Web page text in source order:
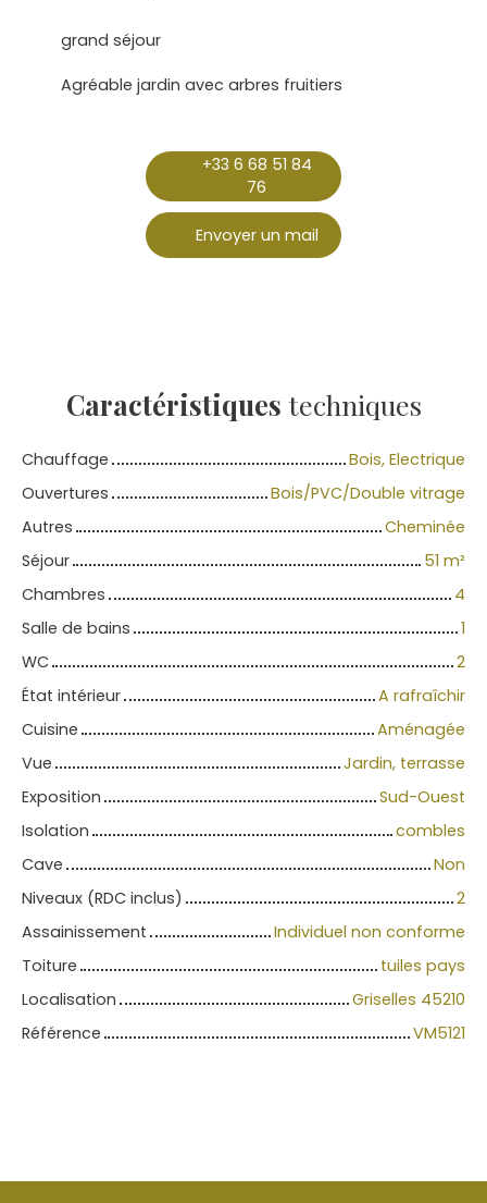
grand séjour
Agréable jardin avec arbres fruitiers
+33 6 68 51 84
76
Envoyer un mail
Caractéristiques techniques
Chauffage
Bois, Electrique
Ouvertures
Bois/PVC/Double vitrage
Autres
Cheminée
Séjour
51 m²
Chambres
4
Salle de bains
1
WC
2
État intérieur
A rafraîchir
Cuisine
Aménagée
Vue
Jardin, terrasse
Exposition
Sud-Ouest
Isolation
combles
Cave
Non
Niveaux (RDC inclus)
2
Assainissement
Individuel non conforme
Toiture
tuiles pays
Localisation
Griselles 45210
Référence
VM5121